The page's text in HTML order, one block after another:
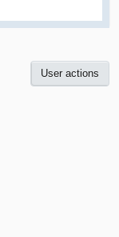
User actions